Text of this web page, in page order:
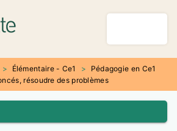
> Élémentaire - Ce1 >
Pédagogie en Ce1
résoudre des problèmes